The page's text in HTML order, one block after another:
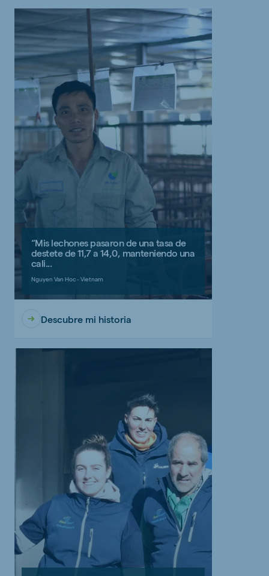
“Mis lechones pasaron de una tasa de
destete de 11,7 a 14,0, manteniendo una
cali...
Nguyen Van Hoc - Vietnam
Descubre mi historia